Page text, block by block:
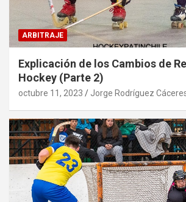
ARBITRAJE
Explicación de los Cambios de
Hockey (Parte 2)
octubre 11, 2023 Jorge Rodríguez